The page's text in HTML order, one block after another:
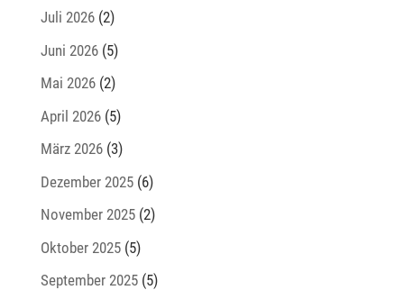
Juli 2026(2)
Juni 2026(5)
Mai 2026(2)
April 2026(5)
März 2026(3)
Dezember 2025(6)
November 2025(2)
Oktober 2025(5)
September 2025(5)